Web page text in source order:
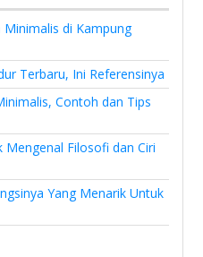
di Kampung
Terbaru, Ini Referensinya
Contoh dan Tips
Mengenal Filosofi dan Ciri
Yang Menarik Untuk